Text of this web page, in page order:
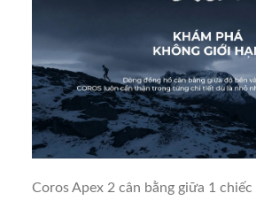
Coros Apex 2 cân bằng giữa 1